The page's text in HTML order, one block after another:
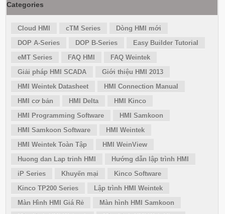
Categories
Cloud HMI cTM Series
Dòng HMI mới
DOP A-Series
DOP B-Series
Easy Builder Tutorial
eMT Series
FAQ HMI
FAQ Weintek
Giải pháp HMI SCADA
Giới thiệu HMI 2013
HMI Weintek Datasheet
HMI Connection Manual
HMI cơ bản
HMI Delta
HMI Kinco
HMI Programming Software
HMI Samkoon
HMI Samkoon Software
HMI Weintek
HMI Weintek Toàn Tập
HMI WeinView
Huong dan Lap trinh HMI
Hướng dẫn lập trình HMI
iP Series
Khuyến mại
Kinco Software
Kinco TP200 Series
Lập trình HMI Weintek
Màn Hình HMI Giá Rẻ
Màn hình HMI Samkoon